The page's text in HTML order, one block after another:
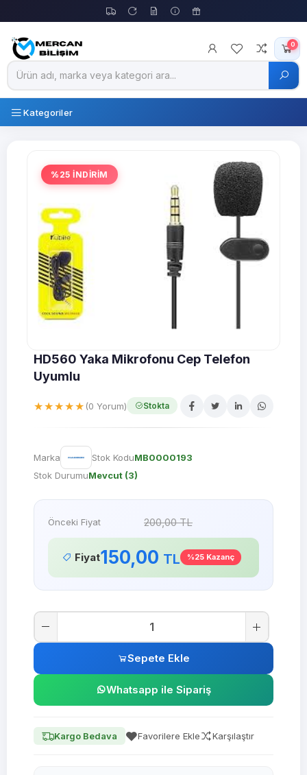
0
Kategoriler
%25 İNDİRİM
HD560 Yaka Mikrofonu Cep Telefon
Uyumlu
★★★★★ (0 Yorum) Stokta
Marka Stok KoduMB0000193
Stok DurumuMevcut (3)
Önceki Fiyat 200,00 TL
Fiyat150,00 TL %25 Kazanç
Sepete Ekle
Whatsapp ile Sipariş
Kargo Bedava Favorilere Ekle Karşılaştır